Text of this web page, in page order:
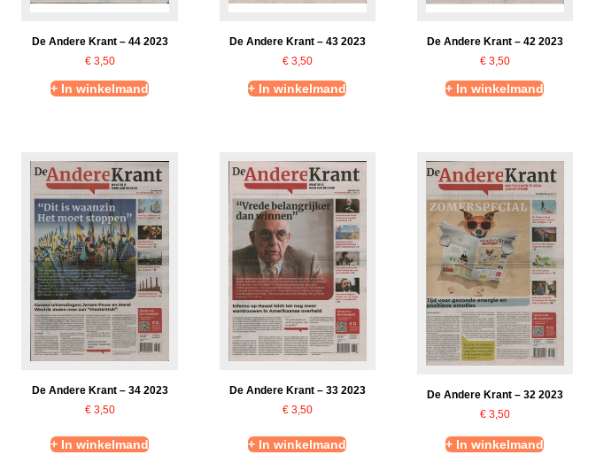
De Andere Krant – 44 2023
€3,50
+ In winkelmand
De Andere Krant – 43 2023
€3,50
+ In winkelmand
De Andere Krant – 42 2023
€3,50
+ In winkelmand
De Andere Krant – 34 2023
€3,50
+ In winkelmand
De Andere Krant – 33 2023
€3,50
+ In winkelmand
De Andere Krant – 32 2023
€3,50
+ In winkelmand